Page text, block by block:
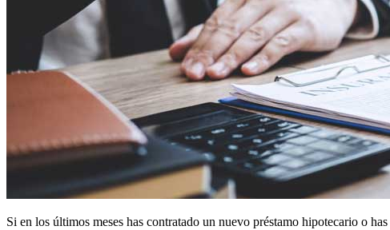
Si en los últimos meses has contratado un nuevo préstamo hipotecario o